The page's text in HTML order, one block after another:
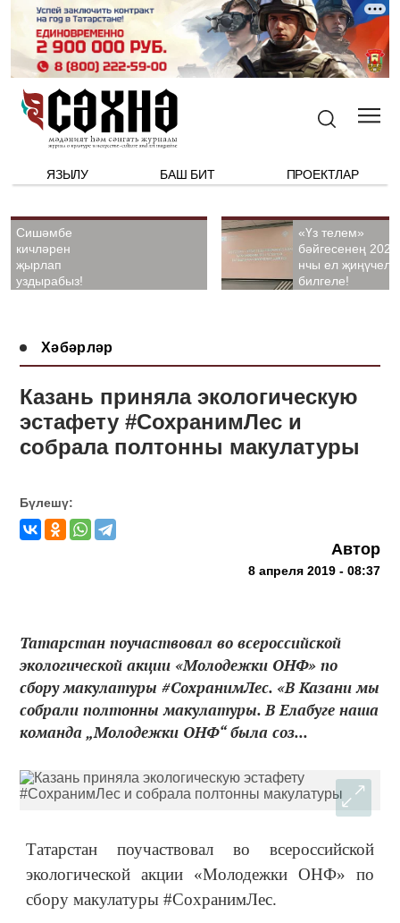
ЯЗЫЛУ БАШ БИТ ПРОЕКТЛАР
Сишәмбе
кичләрен
җырлап
уздырабыз!
«Үз телем»
бәйгесенең 2026
нчы ел
билгеле!
Хәбәрләр
Казань приняла экологическую
эстафету #СохранимЛес и
собрала полтонны макулатуры
Бүлешү:
Автор
8 апреля 2019 - 08:37
Татарстан поучаствовал во всероссийской
экологической акции «Молодежки ОНФ» по
сбору макулатуры #СохранимЛес. «В Казани мы
собрали полтонны макулатуры. В Елабуге наша
команда „Молодежки ОНФ“ была соз...
Татарстан поучаствовал во всероссийской
экологической акции «Молодежки ОНФ» по
сбору макулатуры #СохранимЛес.